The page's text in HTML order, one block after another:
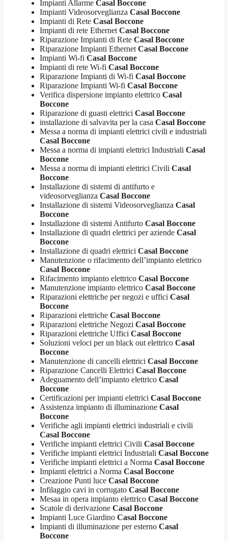
Impianti Allarme Casal Boccone
Impianti Videosorveglianza Casal Boccone
Impianti di Rete Casal Boccone
Impianti di rete Ethernet Casal Boccone
Riparazione Impianti di Rete Casal Boccone
Riparazione Impianti Ethernet Casal Boccone
Impianti Wi-fi Casal Boccone
Impianti di rete Wi-fi Casal Boccone
Riparazione Impianti di Wi-fi Casal Boccone
Riparazione Impianti Wi-fi Casal Boccone
Verifica dispersione impianto elettrico Casal
Boccone
Riparazione di guasti elettrici Casal Boccone
installazione di salvavita per la casa Casal Boccone
Messa a norma di impianti elettrici civili e industriali
Casal Boccone
Messa a norma di impianti elettrici Industriali Casal
Boccone
Messa a norma di impianti elettrici Civili Casal
Boccone
Installazione di sistemi di antifurto e
videosorveglianza Casal Boccone
Installazione di sistemi Videosorveglianza Casal
Boccone
Installazione di sistemi Antifurto Casal Boccone
Installazione di quadri elettrici per aziende Casal
Boccone
Installazione di quadri elettrici Casal Boccone
Manutenzione o rifacimento dell’impianto elettrico
Casal Boccone
Rifacimento impianto elettrico Casal Boccone
Manutenzione impianto elettrico Casal Boccone
Riparazioni elettriche per negozi e uffici Casal
Boccone
Riparazioni elettriche Casal Boccone
Riparazioni elettriche Negozi Casal Boccone
Riparazioni elettriche Uffici Casal Boccone
Soluzioni veloci per un black out elettrico Casal
Boccone
Manutenzione di cancelli elettrici Casal Boccone
Riparazione Cancelli Elettrici Casal Boccone
Adeguamento dell’impianto elettrico Casal
Boccone
Certificazioni per impianti elettrici Casal Boccone
Assistenza impianto di illuminazione Casal
Boccone
Verifiche agli impianti elettrici industriali e civili
Casal Boccone
Verifiche impianti elettrici Civili Casal Boccone
Verifiche impianti elettrici Industriali Casal Boccone
Verifiche impianti elettrici a Norma Casal Boccone
Impianti elettrici a Norma Casal Boccone
Creazione Punti luce Casal Boccone
Infilaggio cavi in corrugato Casal Boccone
Mesaa in opera impianto elettrico Casal Boccone
Scatole di derivazione Casal Boccone
Impianti Luce Giardino Casal Boccone
Impianti di illuminazione per esterno Casal
Boccone